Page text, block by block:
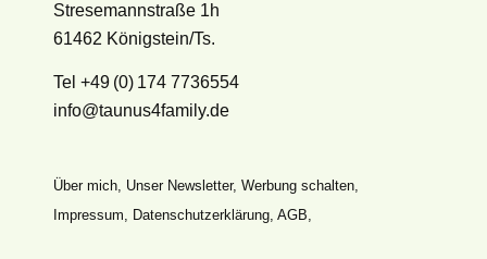
Stresemannstraße 1h
61462 Königstein/Ts.
Tel +49 (0) 174 7736554
info@taunus4family.de
Über mich, Unser Newsletter, Werbung schalten,
Impressum, Datenschutz­erklärung, AGB,